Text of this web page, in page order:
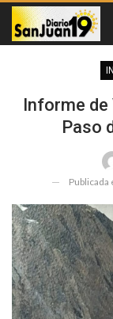
Informe de
Paso
Publicada